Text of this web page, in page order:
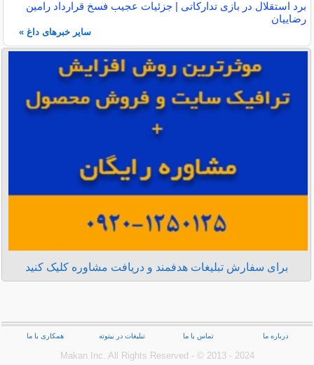
برد استقلال در بازی تدارکاتی | جزئیات عجیب فسخ قرارداد رامین
رضاییان
سایر خبرهای داغ »
برای سفارش تبلیغات هدفمند و دریافت مشاوره کلیک کنید
درباره ما تماس با ما تبلیغات در بیتوته همکاری با ما
Makan Inc.‎ All Rights Reserved - © 2013 - 2024